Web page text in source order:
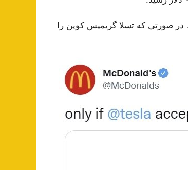
صورتی که تسلا گریمیس کوین را